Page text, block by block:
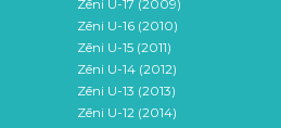
Zēni U-17 (2009)
Zēni U-16 (2010)
Zēni U-15 (2011)
Zēni U-14 (2012)
Zēni U-13 (2013)
Zēni U-12 (2014)